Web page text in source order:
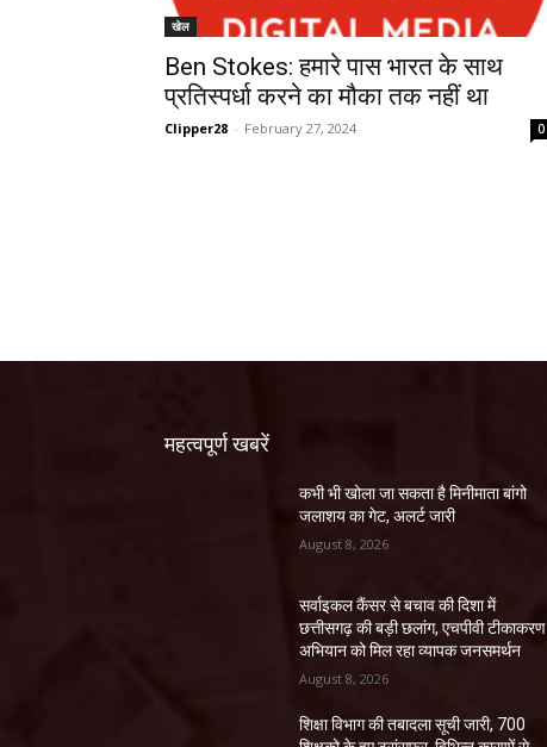
खेल
Ben Stokes: हमारे पास भारत के साथ
प्रतिस्पर्धा करने का मौका तक नहीं था
Clipper28 - February 27, 2024 0
महत्वपूर्ण खबरें
कभी भी खोला जा सकता है मिनीमाता बांगो
जलाशय का गेट, अलर्ट जारी
August 8, 2026
सर्वाइकल कैंसर से बचाव की दिशा में
छत्तीसगढ़ की बड़ी छलांग, एचपीवी टीकाकरण
अभियान को मिल रहा व्यापक जनसमर्थन
August 8, 2026
शिक्षा विभाग की तबादला सूची जारी, 700